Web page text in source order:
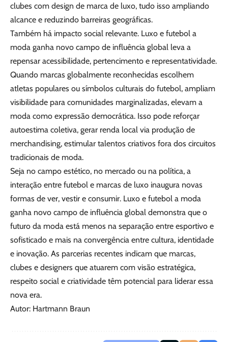
clubes com design de marca de luxo, tudo isso ampliando
alcance e reduzindo barreiras geográficas.
Também há impacto social relevante. Luxo e futebol a
moda ganha novo campo de influência global leva a
repensar acessibilidade, pertencimento e representatividade.
Quando marcas globalmente reconhecidas escolhem
atletas populares ou símbolos culturais do futebol, ampliam
visibilidade para comunidades marginalizadas, elevam a
moda como expressão democrática. Isso pode reforçar
autoestima coletiva, gerar renda local via produção de
merchandising, estimular talentos criativos fora dos circuitos
tradicionais de moda.
Seja no campo estético, no mercado ou na política, a
interação entre futebol e marcas de luxo inaugura novas
formas de ver, vestir e consumir. Luxo e futebol a moda
ganha novo campo de influência global demonstra que o
futuro da moda está menos na separação entre esportivo e
sofisticado e mais na convergência entre cultura, identidade
e inovação. As parcerias recentes indicam que marcas,
clubes e designers que atuarem com visão estratégica,
respeito social e criatividade têm potencial para liderar essa
nova era.
Autor: Hartmann Braun